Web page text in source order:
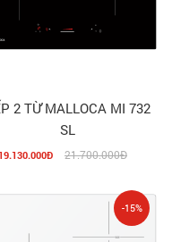
2 TỪ MALLOCA MI 732
SL
19.130.000Đ 21.700.000Đ
-15%